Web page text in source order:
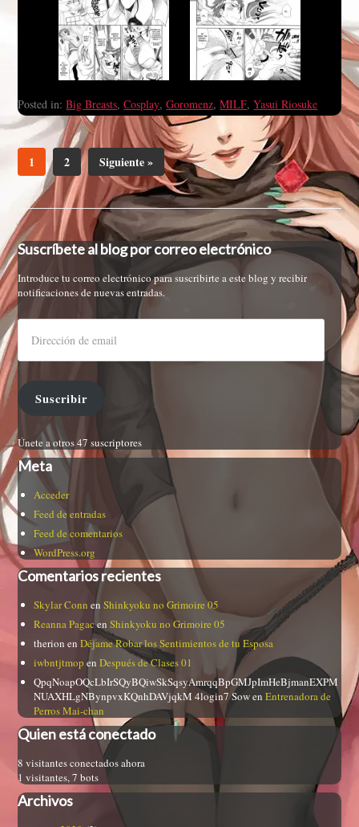
Posted in:Big Breasts,Cosplay,Goromenz,MILF,Yasui Riosuke
1 2 Siguiente »
Suscríbete al blog por correo electrónico
Introduce tu correo electrónico para suscribirte a este blog y recibir
notificaciones de nuevas entradas.
Suscribir
Únete a otros 47 suscriptores
Meta
Acceder
Feed de entradas
Feed de comentarios
WordPress.org
Comentarios recientes
Skylar Conn enShinkyoku no Grimoire 05
Reanna PagacenShinkyoku no Grimoire 05
therion enDéjame Robar los Sentimientos de tu Esposa
iwbntjtmop enDespués de Clases 01
QpqNoapOQcLbIrSQyBQiwSkSqsyAmrqqBpGMJpImHeBjmanEXPM
NUAXHLgNBynpvxKQnhDAVjqkM 4login7 SowenEntrenadora de
Perros Mai-chan
Quien está conectado
8 visitantes conectados ahora
1 visitantes,7 bots
Archivos